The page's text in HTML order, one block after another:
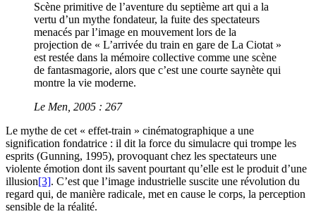
Scène primitive de l’aventure du septième art qui a la
vertu d’un mythe fondateur, la fuite des spectateurs
menacés par l’image en mouvement lors de la
projection de « L’arrivée du train en gare de La Ciotat »
est restée dans la mémoire collective comme une scène
de fantasmagorie, alors que c’est une courte saynète qui
montre la vie moderne.
Le Men, 2005 : 267
Le mythe de cet « effet-train » cinématographique a une
signification fondatrice : il dit la force du simulacre qui trompe les
esprits (Gunning, 1995), provoquant chez les spectateurs une
violente émotion dont ils savent pourtant qu’elle est le produit d’une
illusion[3]. C’est que l’image industrielle suscite une révolution du
regard qui, de manière radicale, met en cause le corps, la perception
sensible de la réalité.